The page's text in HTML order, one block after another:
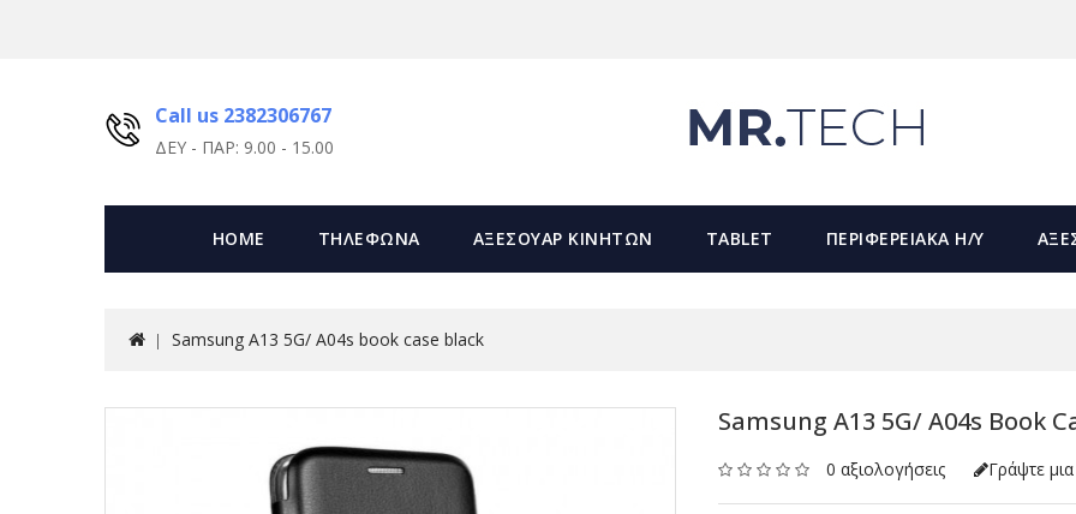
Call us 2382306767
ΔΕΥ - ΠΑΡ: 9.00 - 15.00
HOME ΤΗΛΕΦΩΝΑ ΑΞΕΣΟΥΑΡ ΚΙΝΗΤΩΝ TABLET ΠΕΡΙΦΕΡΕΙΑΚΑ Η/Υ
Samsung A13 5G/ A04s book case black
Samsung A13 5G/ A04s Book
0 αξιολογήσεις Γράψτε